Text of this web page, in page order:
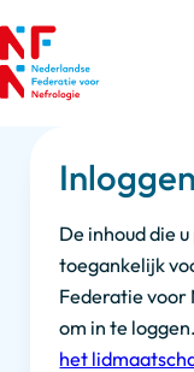
Inloggen
De inhoud die
toegankelijk
Federatie voor
om in te loggen.
het